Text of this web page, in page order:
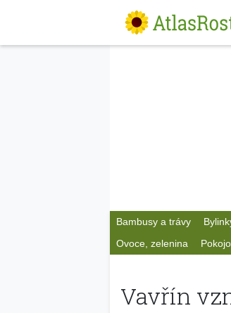
Bambusy a trávy
Ovoce, zelenina
Vavřín